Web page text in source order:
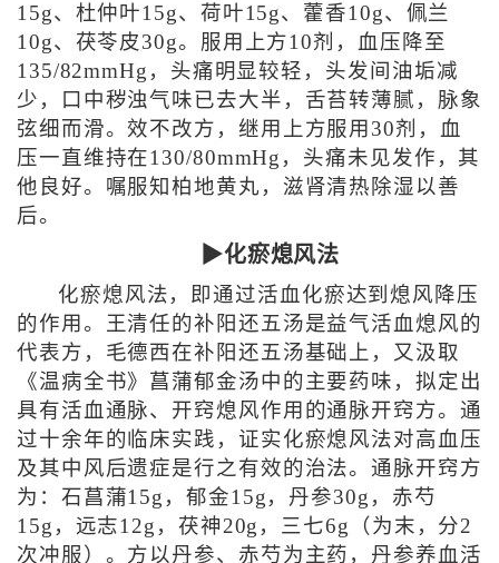
15g、杜仲叶15g、荷叶15g、藿香10g、佩兰
10g、茯苓皮30g。服用上方10剂，血压降至
135/82mmHg，头痛明显较轻，头发间油垢减
少，口中秽浊气味已去大半，舌苔转薄腻，脉象
弦细而滑。效不改方，继用上方服用30剂，血
压一直维持在130/80mmHg，头痛未见发作，其
他良好。嘱服知柏地黄丸，滋肾清热除湿以善
后。
▶化瘀熄风法
化瘀熄风法，即通过活血化瘀达到熄风降压
的作用。王清任的补阳还五汤是益气活血熄风的
代表方，毛德西在补阳还五汤基础上，又汲取
《温病全书》菖蒲郁金汤中的主要药味，拟定出
具有活血通脉、开窍熄风作用的通脉开窍方。通
过十余年的临床实践，证实化瘀熄风法对高血压
及其中风后遗症是行之有效的治法。通脉开窍方
为：石菖蒲15g，郁金15g，丹参30g，赤芍
15g，远志12g，茯神20g，三七6g（为末，分2
次冲服）。方以丹参、赤芍为主药，丹参养血活